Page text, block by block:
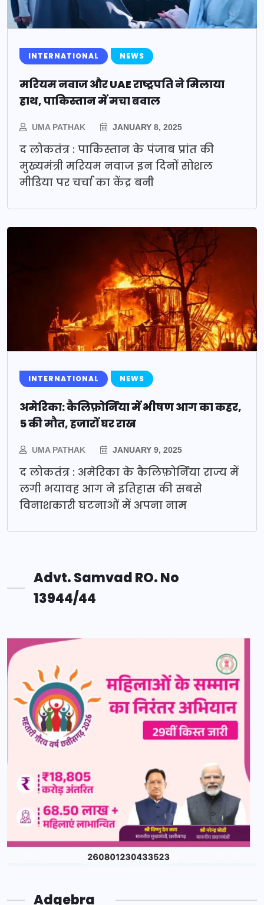
INTERNATIONAL NEWS
मरियम नवाज और UAE राष्ट्रपति ने मिलाया
हाथ, पाकिस्तान में मचा बवाल
UMA PATHAK JANUARY 8, 2025
द लोकतंत्र : पाकिस्तान के पंजाब प्रांत की
मुख्यमंत्री मरियम नवाज इन दिनों सोशल
मीडिया पर चर्चा का केंद्र बनी
INTERNATIONAL NEWS
अमेरिका: कैलिफ़ोर्निया में भीषण आग का कहर,
5 की मौत, हजारों घर राख
UMA PATHAK JANUARY 9, 2025
द लोकतंत्र : अमेरिका के कैलिफ़ोर्निया राज्य में
लगी भयावह आग ने इतिहास की सबसे
विनाशकारी घटनाओं में अपना नाम
Advt. Samvad RO. No
13944/44
Adgebra